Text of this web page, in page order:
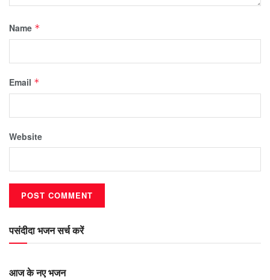
Name *
Email *
Website
पसंदीदा भजन सर्च करें
आज के नए भजन